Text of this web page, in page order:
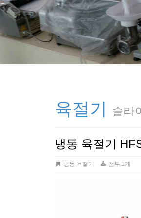
육절기 슬라
냉동 육절기
냉동 육절기 첨부 1개